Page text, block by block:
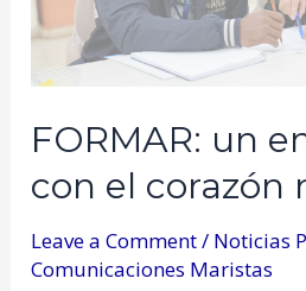
FORMAR: un
con el corazón
Leave a Comment/ Noticias
Comunicaciones Maristas